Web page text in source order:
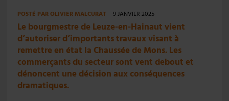
POSTÉ PAROLIVIER MALCURAT 9 JANVIER 2025
Le bourgmestre de Leuze-en-Hainaut vient
d’autoriser d’importants travaux visant à
remettre en état la Chaussée de Mons. Les
commerçants du secteur sont vent debout et
dénoncent une décision aux conséquences
dramatiques.